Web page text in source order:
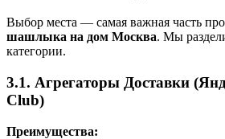
Выбор места — самая важная часть
шашлыка на дом Москва. Мы
категории.
3.1. Агрегаторы Доставки
Club)
Преимущества: